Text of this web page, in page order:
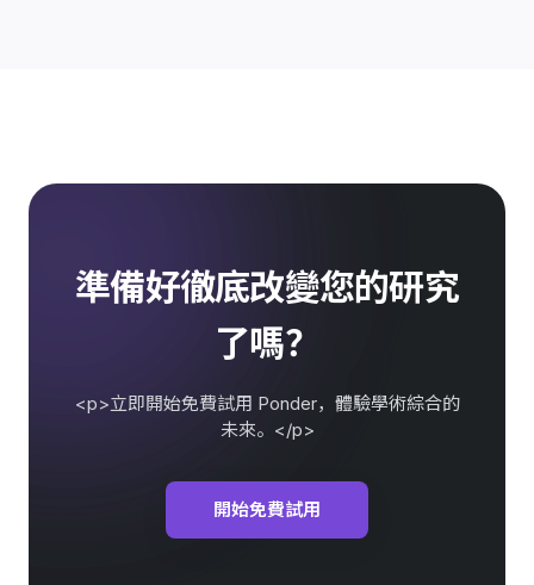
準備好徹底改變您的研究
了嗎？
<p>立即開始免費試用 Ponder，體驗學術綜合的
未來。</p>
開始免費試用